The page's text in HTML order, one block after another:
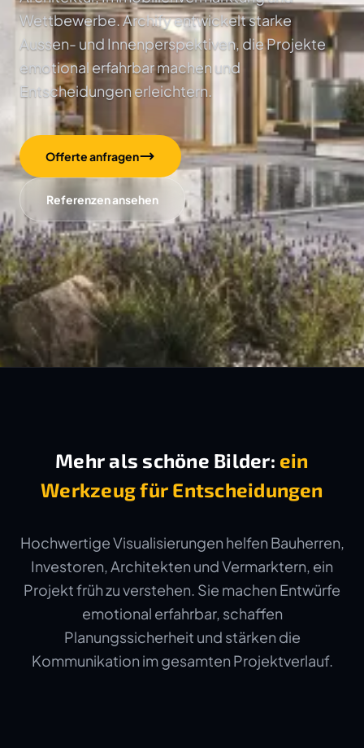
Wettbewerbe. Archify entwickelt starke
Aussen- und Innenperspektiven, die Projekte
emotional erfahrbar machen und
Entscheidungen erleichtern.
Offerte anfragen
Referenzen ansehen
Mehr als schöne Bilder: ein
Werkzeug für Entscheidungen
Hochwertige Visualisierungen helfen Bauherren,
Investoren, Architekten und Vermarktern, ein
Projekt früh zu verstehen. Sie machen Entwürfe
emotional erfahrbar, schaffen
Planungssicherheit und stärken die
Kommunikation im gesamten Projektverlauf.